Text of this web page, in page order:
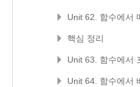
Unit 62. 함수에서
핵심 정리
Unit 63. 함수에서
Unit 64. 함수에서